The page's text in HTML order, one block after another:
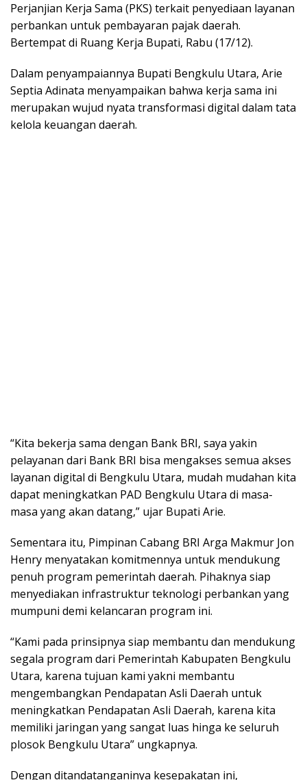
Perjanjian Kerja Sama (PKS) terkait penyediaan layanan
perbankan untuk pembayaran pajak daerah.
Bertempat di Ruang Kerja Bupati, Rabu (17/12).
Dalam penyampaiannya Bupati Bengkulu Utara, Arie
Septia Adinata menyampaikan bahwa kerja sama ini
merupakan wujud nyata transformasi digital dalam tata
kelola keuangan daerah.
“Kita bekerja sama dengan Bank BRI, saya yakin
pelayanan dari Bank BRI bisa mengakses semua akses
layanan digital di Bengkulu Utara, mudah mudahan kita
dapat meningkatkan PAD Bengkulu Utara di masa-
masa yang akan datang,” ujar Bupati Arie.
Sementara itu, Pimpinan Cabang BRI Arga Makmur Jon
Henry menyatakan komitmennya untuk mendukung
penuh program pemerintah daerah. Pihaknya siap
menyediakan infrastruktur teknologi perbankan yang
mumpuni demi kelancaran program ini.
“Kami pada prinsipnya siap membantu dan mendukung
segala program dari Pemerintah Kabupaten Bengkulu
Utara, karena tujuan kami yakni membantu
mengembangkan Pendapatan Asli Daerah untuk
meningkatkan Pendapatan Asli Daerah, karena kita
memiliki jaringan yang sangat luas hinga ke seluruh
plosok Bengkulu Utara” ungkapnya.
Dengan ditandatanganinya kesepakatan ini,